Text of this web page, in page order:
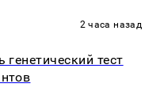
2 часа назад
тест